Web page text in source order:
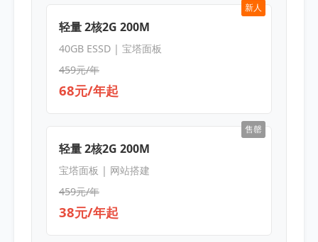
新人
轻量 2核2G 200M
40GB ESSD | 宝塔面板
459元/年
68元/年起
售罄
轻量 2核2G 200M
宝塔面板 | 网站搭建
459元/年
38元/年起